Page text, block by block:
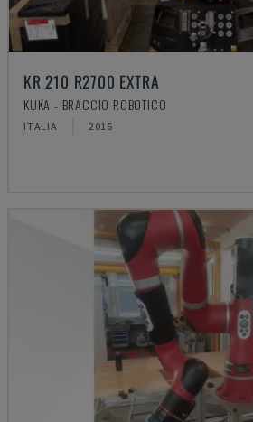
KR 210 R2700 EXTRA
KUKA - BRACCIO ROBOTICO
ITALIA 2016